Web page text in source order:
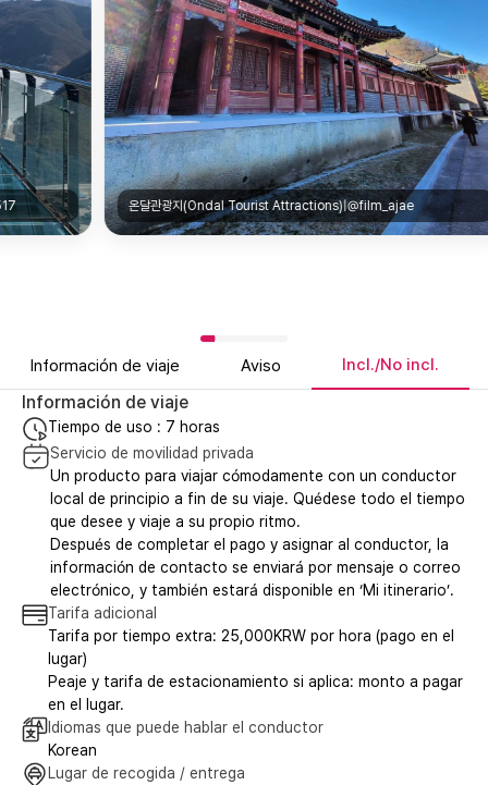
온달관광지(Ondal Tourist Attractions)|@film_ajae
Información de viaje Aviso Incl./No incl.
Información de viaje
Tiempo de uso : 7 horas
Servicio de movilidad privada
Un producto para viajar cómodamente con un conductor
local de principio a fin de su viaje. Quédese todo el tiempo
que desee y viaje a su propio ritmo.
Después de completar el pago y asignar al conductor, la
información de contacto se enviará por mensaje o correo
electrónico, y también estará disponible en ‘Mi itinerario’.
Tarifa adicional
Tarifa por tiempo extra: 25,000KRW por hora (pago en el
lugar)
Peaje y tarifa de estacionamiento si aplica: monto a pagar
en el lugar.
Idiomas que puede hablar el conductor
Korean
Lugar de recogida / entrega